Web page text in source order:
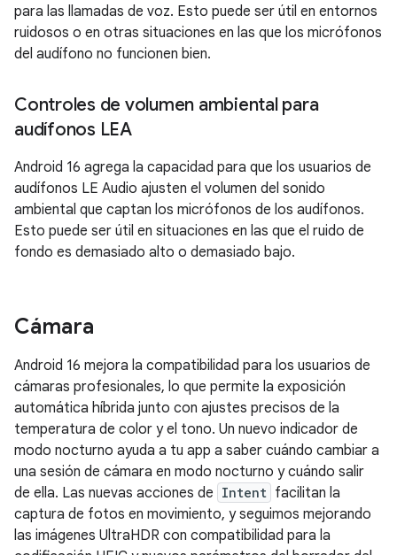
para las llamadas de voz. Esto puede ser útil en entornos
ruidosos o en otras situaciones en las que los micrófonos
del audífono no funcionen bien.
Controles de volumen ambiental para
audífonos LEA
Android 16 agrega la capacidad para que los usuarios de
audífonos LE Audio ajusten el volumen del sonido
ambiental que captan los micrófonos de los audífonos.
Esto puede ser útil en situaciones en las que el ruido de
fondo es demasiado alto o demasiado bajo.
Cámara
Android 16 mejora la compatibilidad para los usuarios de
cámaras profesionales, lo que permite la exposición
automática híbrida junto con ajustes precisos de la
temperatura de color y el tono. Un nuevo indicador de
modo nocturno ayuda a tu app a saber cuándo cambiar a
una sesión de cámara en modo nocturno y cuándo salir
de ella. Las nuevas acciones de Intent facilitan la
captura de fotos en movimiento, y seguimos mejorando
las imágenes UltraHDR con compatibilidad para la